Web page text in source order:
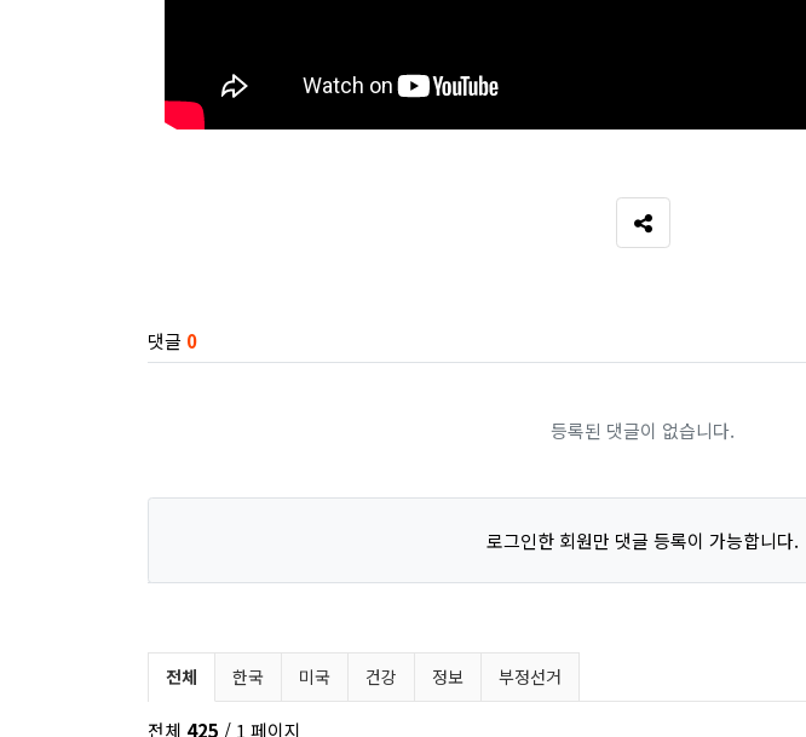
SNS 공유
댓글 0
등록된 댓글이 없습니다.
로그인한 회원만 댓글 등록이 가능합니다.
유튜브 뉴스 분류 목록
전체 한국 미국 건강 정보 부정선거
전체 425 / 1 페이지